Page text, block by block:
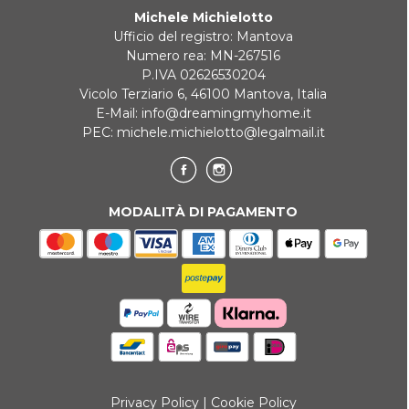
REINDIRIZZAMENTI BANCARIMichele Michielotto
Ufficio del registro: Mantova
Numero rea: MN-267516
P.IVA 02626530204
Vicolo Terziario 6, 46100 Mantova, Italia
E-Mail: info@dreamingmyhome.it
PEC: michele.michielotto@legalmail.it
MODALITÀ DI PAGAMENTO
Privacy Policy| Cookie Policy